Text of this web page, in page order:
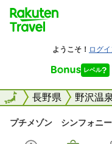
全国長野県 野沢温
全国
プチメゾン シンフォニー